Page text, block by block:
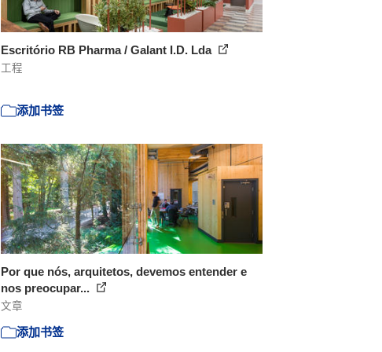
Escritório RB Pharma / Galant I.D. Lda
工程
添加书签
Por que nós, arquitetos, devemos entender e
nos preocupar...
文章
添加书签